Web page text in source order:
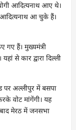
आदित्यनाथ आए थे।
आ चुके हैं।
गए हैं। मुख्यमंत्री
से कार द्वारा दिल्ली
पर अल्लीपुर में बसपा
वोट मांगेंगी। यह
मेरठ में जनसभा